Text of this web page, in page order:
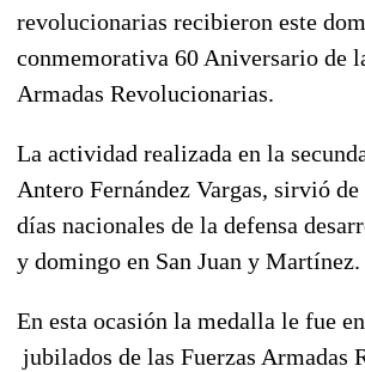
revolucionarias recibieron este
conmemorativa 60 Aniversario de
Armadas Revolucionarias.
La actividad realizada en la
Antero Fernández Vargas, sirvió
días nacionales de la defensa
y domingo en San Juan y Martínez.
En esta ocasión la medalla le fue
jubilados de las Fuerzas Armadas